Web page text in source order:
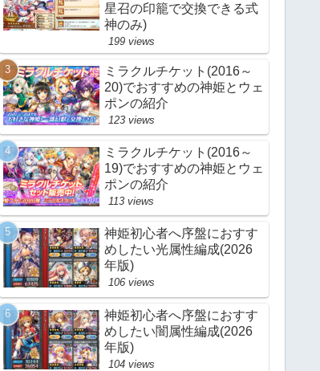
星召の印籠で交換できる式
神のみ)
199 views
ミラクルチケット(2016～
20)でおすすめの神姫とウェ
ポンの紹介
123 views
ミラクルチケット(2016～
19)でおすすめの神姫とウェ
ポンの紹介
113 views
神姫初心者へ序盤におすす
めしたい光属性編成(2026
年版)
106 views
神姫初心者へ序盤におすす
めしたい闇属性編成(2026
年版)
104 views